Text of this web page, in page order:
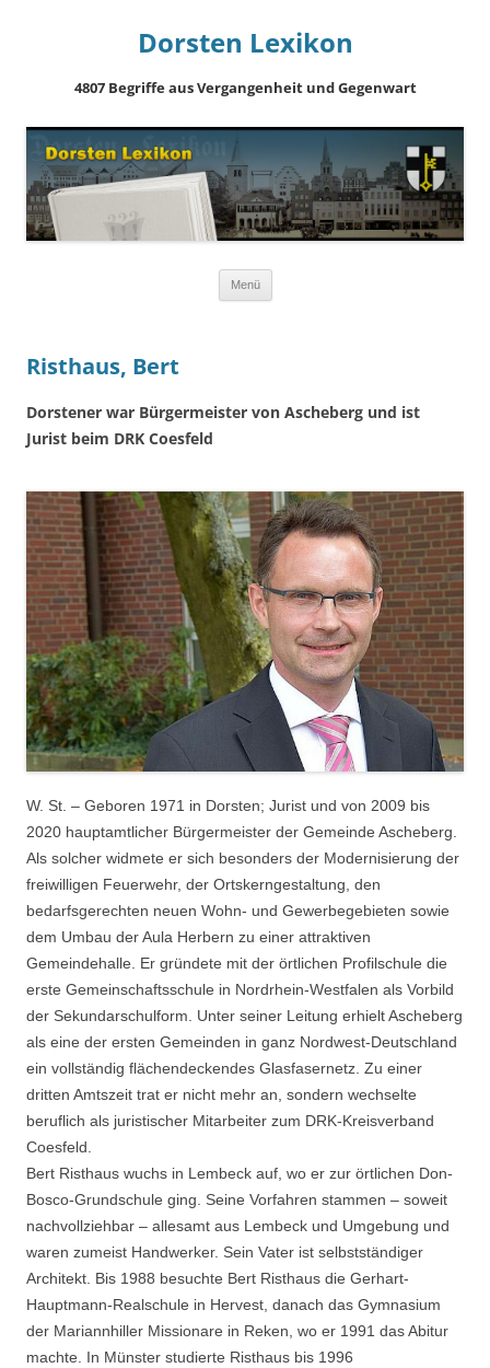
Dorsten Lexikon
4807 Begriffe aus Vergangenheit und Gegenwart
Menü
Risthaus, Bert
Dorstener war Bürgermeister von Ascheberg und ist
Jurist beim DRK Coesfeld
W. St. – Geboren 1971 in Dorsten; Jurist und von 2009 bis
2020 hauptamtlicher Bürgermeister der Gemeinde Ascheberg.
Als solcher widmete er sich besonders der Modernisierung der
freiwilligen Feuerwehr, der Ortskerngestaltung, den
bedarfsgerechten neuen Wohn- und Gewerbegebieten sowie
dem Umbau der Aula Herbern zu einer attraktiven
Gemeindehalle. Er gründete mit der örtlichen Profilschule die
erste Gemeinschaftsschule in Nordrhein-Westfalen als Vorbild
der Sekundarschulform. Unter seiner Leitung erhielt Ascheberg
als eine der ersten Gemeinden in ganz Nordwest-Deutschland
ein vollständig flächendeckendes Glasfasernetz. Zu einer
dritten Amtszeit trat er nicht mehr an, sondern wechselte
beruflich als juristischer Mitarbeiter zum DRK-Kreisverband
Coesfeld.
Bert Risthaus wuchs in Lembeck auf, wo er zur örtlichen Don-
Bosco-Grundschule ging. Seine Vorfahren stammen – soweit
nachvollziehbar – allesamt aus Lembeck und Umgebung und
waren zumeist Handwerker. Sein Vater ist selbstständiger
Architekt. Bis 1988 besuchte Bert Risthaus die Gerhart-
Hauptmann-Realschule in Hervest, danach das Gymnasium
der Mariannhiller Missionare in Reken, wo er 1991 das Abitur
machte. In Münster studierte Risthaus bis 1996